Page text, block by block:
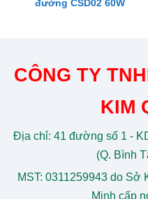
đường CSD02 60W
CÔNG TY
KIM
Địa chỉ: 41 đường số 1 -
(Q. Bình
MST: 0311259943 do
Minh cấp